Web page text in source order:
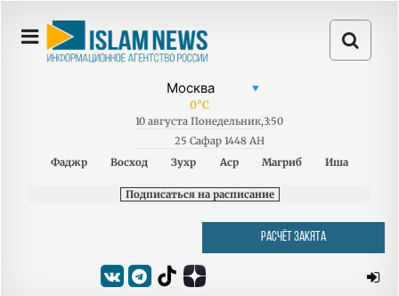
0°C
10 августа Понедельник,3:50
25 Сафар 1448 AH
Фаджр
Восход Зухр Аср Магриб Иша
Подписаться на расписание
РАСЧЁТ ЗАКЯТА